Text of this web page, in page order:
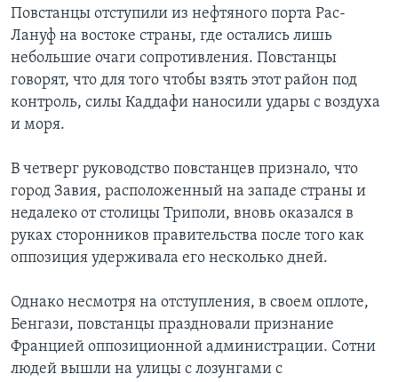
Повстанцы отступили из нефтяного порта Рас-
Лануф на востоке страны, где остались лишь
небольшие очаги сопротивления. Повстанцы
говорят, что для того чтобы взять этот район под
контроль, силы Каддафи наносили удары с воздуха
и моря.
В четверг руководство повстанцев признало, что
город Завия, расположенный на западе страны и
недалеко от столицы Триполи, вновь оказался в
руках сторонников правительства после того как
оппозиция удерживала его несколько дней.
Однако несмотря на отступления, в своем оплоте,
Бенгази, повстанцы праздновали признание
Францией оппозиционной администрации. Сотни
людей вышли на улицы с лозунгами с